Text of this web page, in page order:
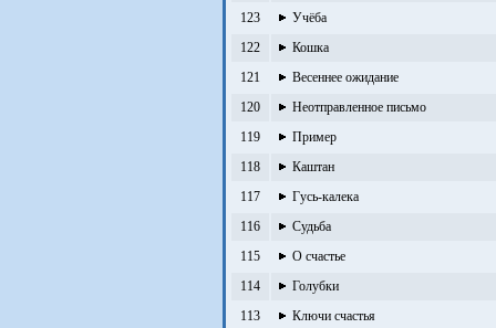
123
Учёба
122
Кошка
121
Весеннее ожидание
120
Неотправленное письмо
119
Пример
118
Каштан
117
Гусь-калека
116
Судьба
115
О счастье
114
Голубки
113
Ключи счастья